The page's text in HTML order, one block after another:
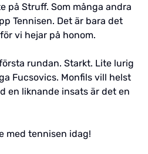
på Struff. Som många andra
Tennisen. Det är bara det
vi hejar på honom.
rundan. Starkt. Lite lurig
Fucsovics. Monfils vill helst
en liknande insats är det en
med tennisen idag!